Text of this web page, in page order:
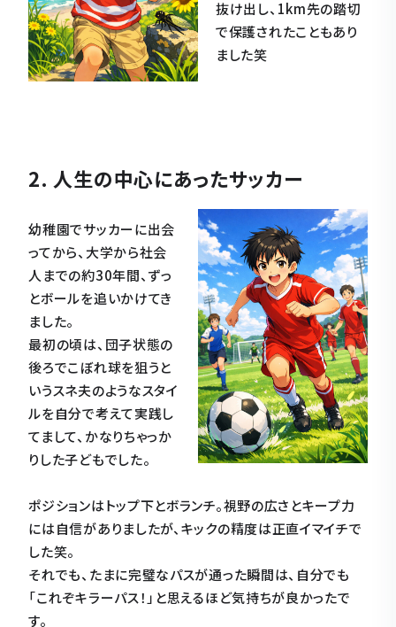
抜け出し、1km先の踏切
で保護されたこともあり
ました笑
2. 人生の中心にあったサッカー
幼稚園でサッカーに出会
ってから、大学から社会
人までの約30年間、ずっ
とボールを追いかけてき
ました。
最初の頃は、団子状態の
後ろでこぼれ球を狙うと
いうスネ夫のようなスタイ
ルを自分で考えて実践し
てまして、かなりちゃっか
りした子どもでした。
ポジションはトップ下とボランチ。視野の広さとキープ力
には自信がありましたが、キックの精度は正直イマイチで
した笑。
それでも、たまに完璧なパスが通った瞬間は、自分でも
「これぞキラーパス！」と思えるほど気持ちが良かったで
す。